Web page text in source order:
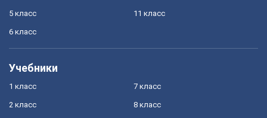
5 класс
6 класс
11 класс
Учебники
1 класс
2 класс
7 класс
8 класс